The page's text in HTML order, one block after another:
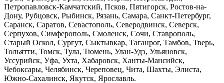
Петропавловск-Камчатский, Псков, Пятигорск, Ростов-на-
Дону, Рубцовск, Рыбинск, Рязань, Самара, Санкт-Петербург,
Саранск, Саратов, Севастополь, Северодвинск, Северск,
Серпухов, Симферополь, Смоленск, Сочи, Ставрополь,
Старый Оскол, Сургут, Сыктывкар, Таганрог, Тамбов, Тверь,
Тольятти, Томск, Тула, Тюмень, Улан-Удэ, Ульяновск,
Уссурийск, Уфа, Ухта, Хабаровск, Ханты-Мансийск,
Чебоксары, Челябинск, Череповец, Чита, Шахты, Элиста,
Южно-Сахалинск, Якутск, Ярославль.